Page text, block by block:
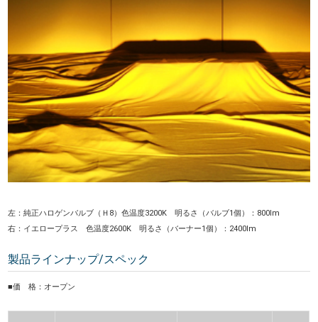
左：純正ハロゲンバルブ（Ｈ8）色温度3200K 明るさ（バルブ1個）：800lm
右：イエロープラス 色温度2600K 明るさ（バーナー1個）：2400lm
製品ラインナップ/スペック
■価 格：オープン